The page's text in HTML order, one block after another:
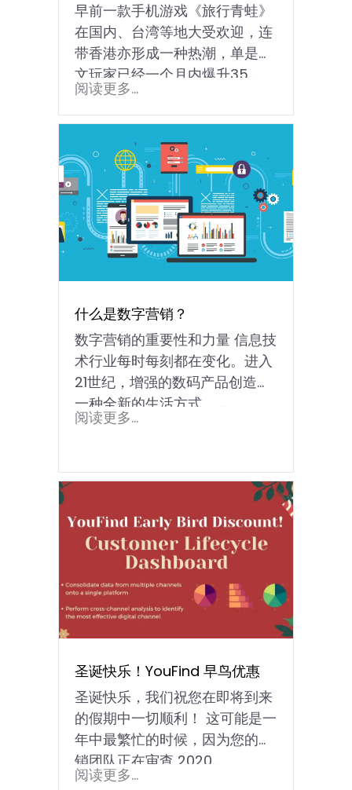
早前一款手机游戏《旅行青蛙》
在国内、台湾等地大受欢迎，连
带香港亦形成一种热潮，单是中
文玩家已经一个月内爆升35...
阅读更多...
什么是数字营销？
数字营销的重要性和力量 信息技
术行业每时每刻都在变化。进入
21世纪，增强的数码产品创造了
一种全新的生活方式。 ...
阅读更多...
圣诞快乐！YouFind 早鸟优惠
圣诞快乐，我们祝您在即将到来
的假期中一切顺利！ 这可能是一
年中最繁忙的时候，因为您的营
销团队正在审查 2020...
阅读更多...